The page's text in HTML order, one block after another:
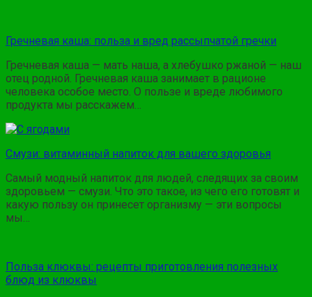
Гречневая каша: польза и вред рассыпчатой гречки
Гречневая каша — мать наша, а хлебушко ржаной — наш
отец родной. Гречневая каша занимает в рационе
человека особое место. О пользе и вреде любимого
продукта мы расскажем…
Смузи: витаминный напиток для вашего здоровья
Самый модный напиток для людей, следящих за своим
здоровьем — смузи. Что это такое, из чего его готовят и
какую пользу он принесет организму — эти вопросы
мы…
Польза клюквы: рецепты приготовления полезных
блюд из клюквы